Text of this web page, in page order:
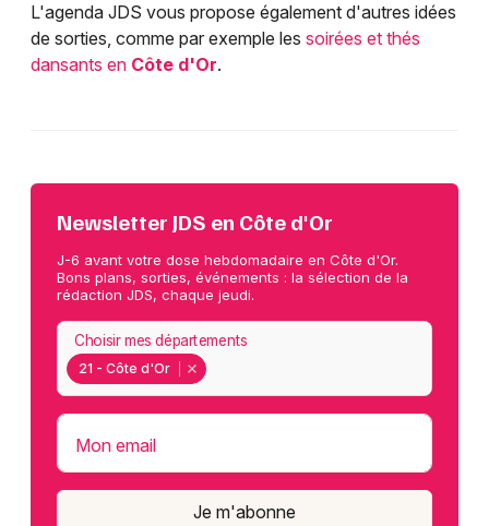
L'agenda JDS vous propose également d'autres idées
de sorties, comme par exemple les soirées et thés
dansants en Côte d'Or.
Newsletter JDS en Côte d'Or
J-6 avant votre dose hebdomadaire en Côte d'Or.
Bons plans, sorties, événements : la sélection de la
rédaction JDS, chaque jeudi.
21 - Côte d'Or
Choisir mes départements
Mon email
Je m'abonne